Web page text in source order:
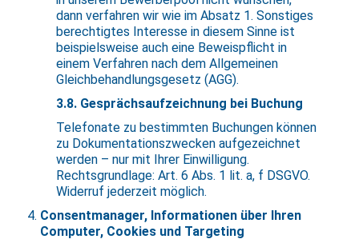
dann verfahren wir wie im Absatz 1. Sonstiges
berechtigtes Interesse in diesem Sinne ist
beispielsweise auch eine Beweispflicht in
einem Verfahren nach dem Allgemeinen
Gleichbehandlungsgesetz (AGG).
3.8. Gesprächsaufzeichnung bei Buchung
Telefonate zu bestimmten Buchungen können
zu Dokumentationszwecken aufgezeichnet
werden – nur mit Ihrer Einwilligung.
Rechtsgrundlage: Art. 6 Abs. 1 lit. a, f DSGVO.
Widerruf jederzeit möglich.
Consentmanager, Informationen über Ihren
Computer, Cookies und Targeting